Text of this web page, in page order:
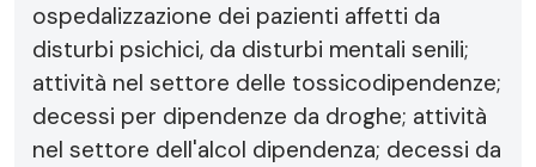
ospedalizzazione dei pazienti affetti da
disturbi psichici, da disturbi mentali senili;
attività nel settore delle tossicodipendenze;
decessi per dipendenze da droghe; attività
nel settore dell'alcol dipendenza; decessi da